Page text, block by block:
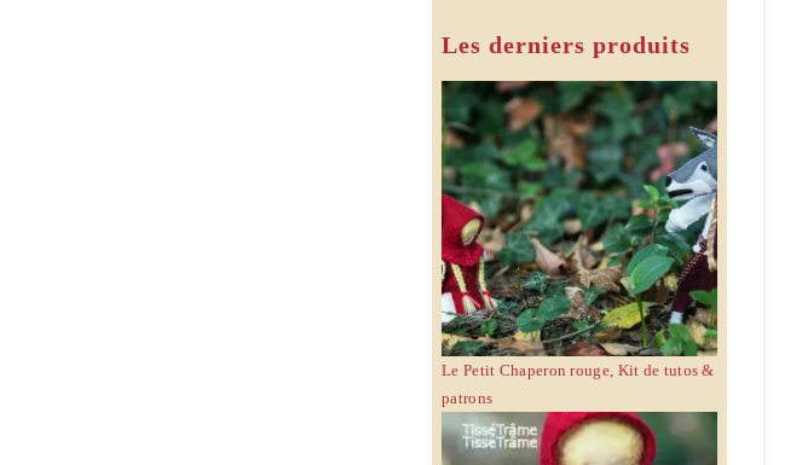
Les derniers produits
Le Petit Chaperon rouge, Kit de tutos &
patrons